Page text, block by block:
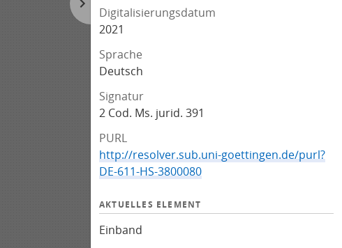
Digitalisierungsdatum
2021
Sprache
Deutsch
Signatur
2 Cod. Ms. jurid. 391
PURL
http://resolver.sub.uni-goettingen.de/purl?
DE-611-HS-3800080
AKTUELLES ELEMENT
Einband